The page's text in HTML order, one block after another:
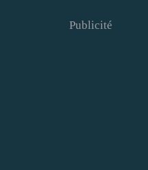
Publicité